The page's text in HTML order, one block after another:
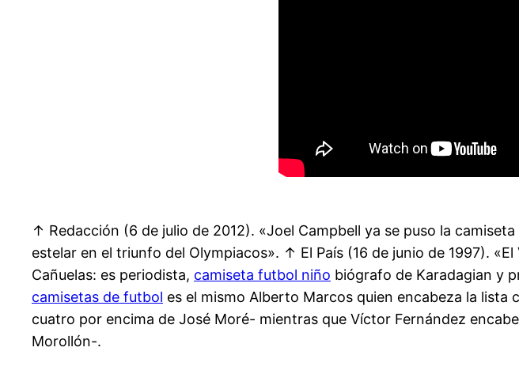
↑ Redacción (6 de julio de 2012). «Joel Campbell ya se puso la
estelar en el triunfo del Olympiacos». ↑ El País (16 de junio de 1997).
Cañuelas: es periodista, camiseta futbol niño biógrafo de Karadagian y
camisetas de futbol es el mismo Alberto Marcos quien encabeza la
cuatro por encima de José Moré- mientras que Víctor Fernández
Morollón-.